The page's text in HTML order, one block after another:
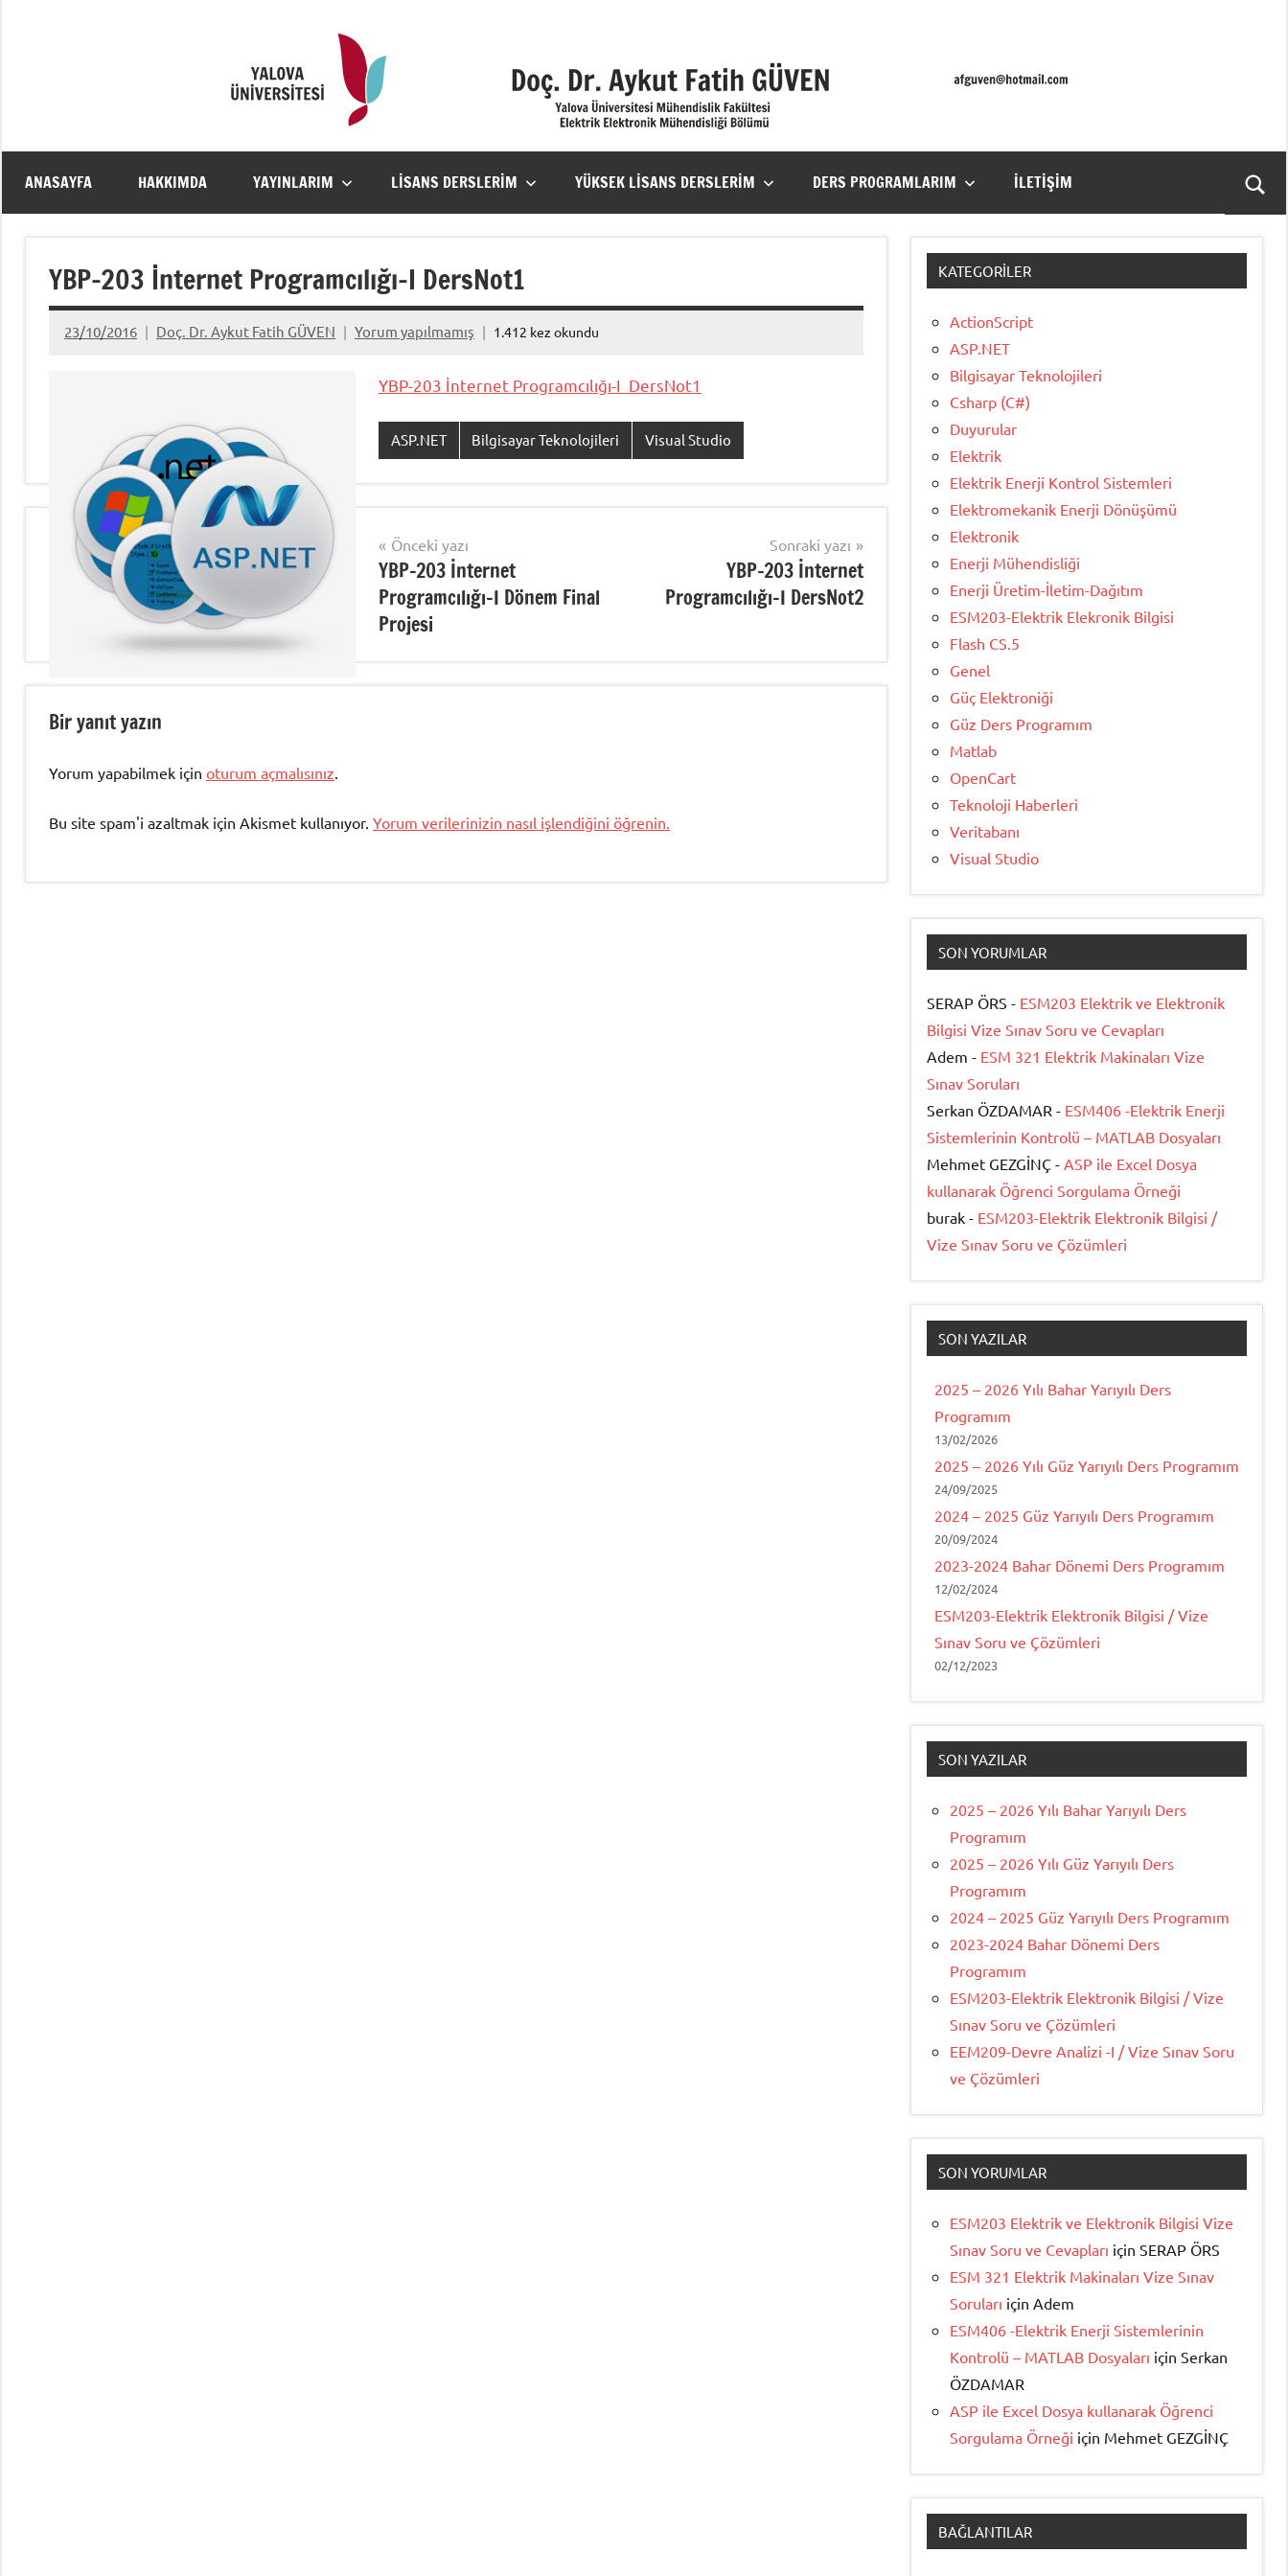
ANASAYFA HAKKIMDA YAYINLARIM LISANS DERSLERIM YÜKSEK LISANS DERSLERIM DERS PROGRAMLARIM İLETIŞIM
YBP-203 İnternet Programcılığı-I DersNot1
23/10/2016 Doç. Dr. Aykut Fatih GÜVEN Yorum yapılmamış 1.412 kez okundu
YBP-203 İnternet Programcılığı-I DersNot1
etiketlenmiş:
ASP.Net
,
ASP.Net
Ders1 ,
İnternet
programcılığı-1
İnternetProgramcılığı
Not1
ASP.NET Bilgisayar Teknolojileri Visual Studio
Yazı
gezinmesi
Önceki yazı
YBP-203 İnternet
Programcılığı-I Dönem Final
Projesi
Sonraki yazı
YBP-203 İnternet
Programcılığı-I DersNot2
Bir yanıt yazın
Yorum yapabilmek için oturum açmalısınız
Bu site spam'i azaltmak için Akismet kullanıyor. Yorum verilerinizin nasıl işlendiğini öğrenin.
KATEGORILER
ActionScript
ASP.NET
Bilgisayar Teknolojileri
Csharp (C#)
Duyurular
Elektrik
Elektrik Enerji Kontrol Sistemleri
Elektromekanik Enerji Dönüşümü
Elektronik
Enerji Mühendisliği
Enerji Üretim-İletim-Dağıtım
ESM203-Elektrik Elekronik Bilgisi
Flash CS.5
Genel
Güç Elektroniği
Güz Ders Programım
Matlab
OpenCart
Teknoloji Haberleri
Veritabanı
Visual Studio
SON YORUMLAR
SERAP ÖRS - ESM203 Elektrik ve Elektronik
Bilgisi Vize Sınav Soru ve Cevapları
Adem - ESM 321 Elektrik Makinaları Vize
Sınav Soruları
Serkan ÖZDAMAR - ESM406 -Elektrik Enerji
Sistemlerinin Kontrolü – MATLAB Dosyaları
Mehmet GEZGİNÇ - ASP ile Excel Dosya
kullanarak Öğrenci Sorgulama Örneği
burak - ESM203-Elektrik Elektronik Bilgisi /
Vize Sınav Soru ve Çözümleri
SON YAZILAR
2025 – 2026 Yılı Bahar Yarıyılı Ders
Programım
13/02/2026
2025 – 2026 Yılı Güz Yarıyılı Ders Programım
24/09/2025
2024 – 2025 Güz Yarıyılı Ders Programım
20/09/2024
2023-2024 Bahar Dönemi Ders Programım
12/02/2024
ESM203-Elektrik Elektronik Bilgisi / Vize
Sınav Soru ve Çözümleri
02/12/2023
SON YAZILAR
2025 – 2026 Yılı Bahar Yarıyılı Ders
Programım
2025 – 2026 Yılı Güz Yarıyılı Ders
Programım
2024 – 2025 Güz Yarıyılı Ders Programım
2023-2024 Bahar Dönemi Ders
Programım
ESM203-Elektrik Elektronik Bilgisi / Vize
Sınav Soru ve Çözümleri
EEM209-Devre Analizi -I / Vize Sınav Soru
ve Çözümleri
SON YORUMLAR
ESM203 Elektrik ve Elektronik Bilgisi Vize
Sınav Soru ve Cevapları için SERAP ÖRS
ESM 321 Elektrik Makinaları Vize Sınav
Soruları için Adem
ESM406 -Elektrik Enerji Sistemlerinin
Kontrolü – MATLAB Dosyaları için Serkan
ÖZDAMAR
ASP ile Excel Dosya kullanarak Öğrenci
Sorgulama Örneği için Mehmet GEZGİNÇ
BAĞLANTILAR